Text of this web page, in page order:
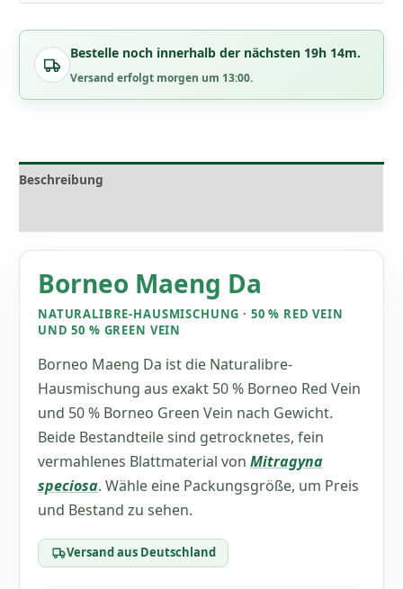
Bestelle noch innerhalb der nächsten 19h 14m.
Versand erfolgt morgen um 13:00.
Beschreibung
Borneo Maeng Da
NATURALIBRE-HAUSMISCHUNG · 50 % RED VEIN
UND 50 % GREEN VEIN
Borneo Maeng Da ist die Naturalibre-
Hausmischung aus exakt 50 % Borneo Red Vein
und 50 % Borneo Green Vein nach Gewicht.
Beide Bestandteile sind getrocknetes, fein
vermahlenes Blattmaterial vonMitragyna
speciosa. Wähle eine Packungsgröße, um Preis
und Bestand zu sehen.
Versand aus Deutschland